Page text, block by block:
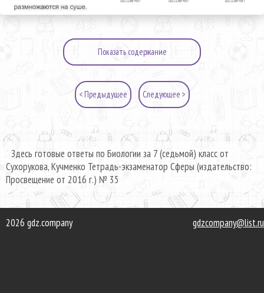
Показать содержание
< Предыдущее Следующее >
Здесь готовые ответы по Биологии за 7 (седьмой) класс от
Сухорукова, Кучменко Тетрадь-экзаменатор Сферы (издательство:
Просвещение от 2016 г.) № 35
2026 gdz.company gdzcompany@list.ru